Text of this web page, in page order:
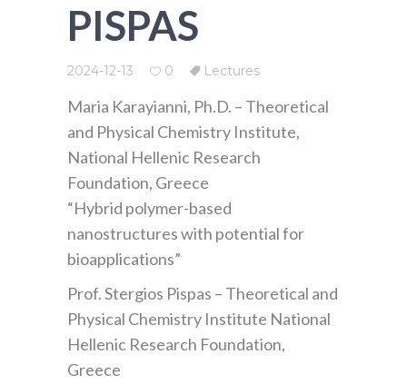
PISPAS
2024-12-13 0 Lectures
Maria Karayianni, Ph.D. – Theoretical
and Physical Chemistry Institute,
National Hellenic Research
Foundation, Greece
“Hybrid polymer-based
nanostructures with potential for
bioapplications”
Prof. Stergios Pispas – Theoretical and
Physical Chemistry Institute National
Hellenic Research Foundation,
Greece